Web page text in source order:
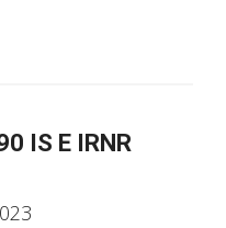
IS E IRNR